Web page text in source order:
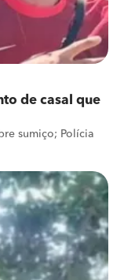
de casal que
sumiço; Polícia